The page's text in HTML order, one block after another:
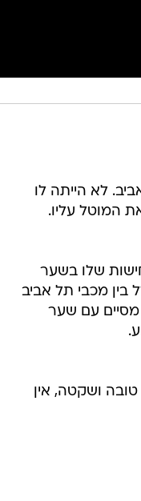
לא הייתה לו
המוטל עליו.
שלו בשער
בין מכבי תל אביב
מסיים עם שער
טובה ושקטה, אין